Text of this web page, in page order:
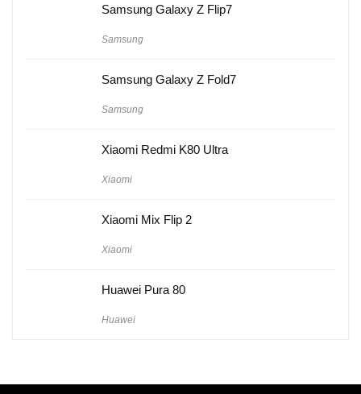
Samsung Galaxy Z Flip7
Samsung
Samsung Galaxy Z Fold7
Samsung
Xiaomi Redmi K80 Ultra
Xiaomi
Xiaomi Mix Flip 2
Xiaomi
Huawei Pura 80
Huawei